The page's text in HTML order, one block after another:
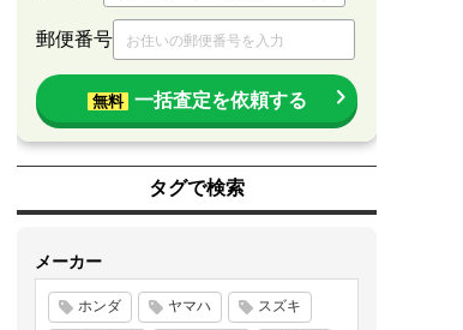
郵便番号
無料 一括査定を依頼する
タグで検索
メーカー
ホンダ ヤマハ スズキ